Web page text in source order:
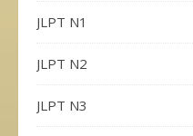
JLPT N1
JLPT N2
JLPT N3